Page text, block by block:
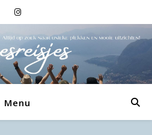
Menu